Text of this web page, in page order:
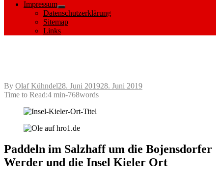
menu
Impressum
Show
sub
menu
Datenschutzerklärung
Sitemap
Links
By Olaf KühndelPosted
on
28. Juni 201928. Juni 2019
Time to Read:4 min-768words
Paddeln im Salzhaff um die Bojensdorfer
Werder und die Insel Kieler Ort